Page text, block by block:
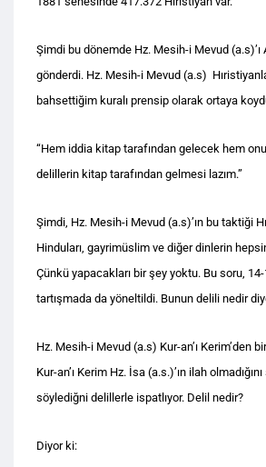
Şimdi bu dönemde Hz. Mesih-i Mevud (a.s)’ı
gönderdi. Hz. Mesih-i Mevud (a.s)
bahsettiğim kuralı prensip olarak ortaya
“Hem iddia kitap tarafından gelecek hem
delillerin kitap tarafından gelmesi lazım.”
Şimdi, Hz. Mesih-i Mevud (a.s)’ın bu taktiği
Hinduları, gayrimüslim ve diğer dinlerin
Çünkü yapacakları bir şey yoktu. Bu soru,
tartışmada da yöneltildi. Bunun delili nedir
Hz. Mesih-i Mevud (a.s) Kur-an’ı Kerim’den
Kur-an’ı Kerim Hz. İsa (a.s.)’ın ilah
söylediğni delillerle ispatlıyor. Delil nedir?
Diyor ki: